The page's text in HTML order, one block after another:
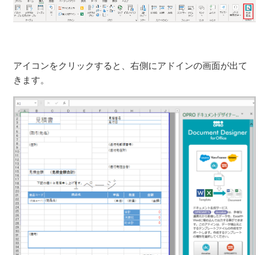
アイコンをクリックすると、右側にアドインの画面が出て
きます。